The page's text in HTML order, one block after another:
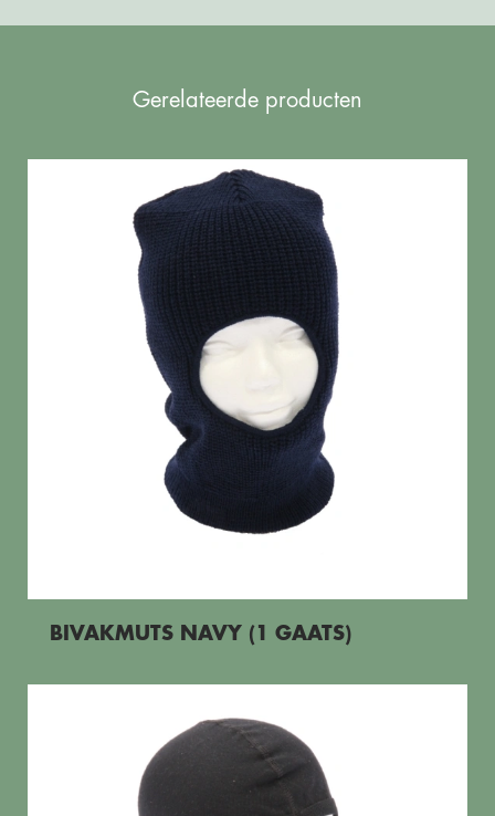
Gerelateerde producten
BIVAKMUTS NAVY (1 GAATS)